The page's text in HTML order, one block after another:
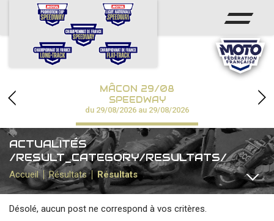
ACCUEIL
CALENDRIER
CHAMPIONNATS
RÉSULTATS
SPEEDWAY ACADÉMIE
PHOTOS / VIDÉOS
PARTENAIRES
MÂCON 29/08
SPEEDWAY
du 29/08/2026 au 29/08/2026
ACTUALITÉS
/RESULT_CATEGORY/RESULTATS/
Accueil Résultats Résultats
Désolé, aucun post ne correspond à vos critères.